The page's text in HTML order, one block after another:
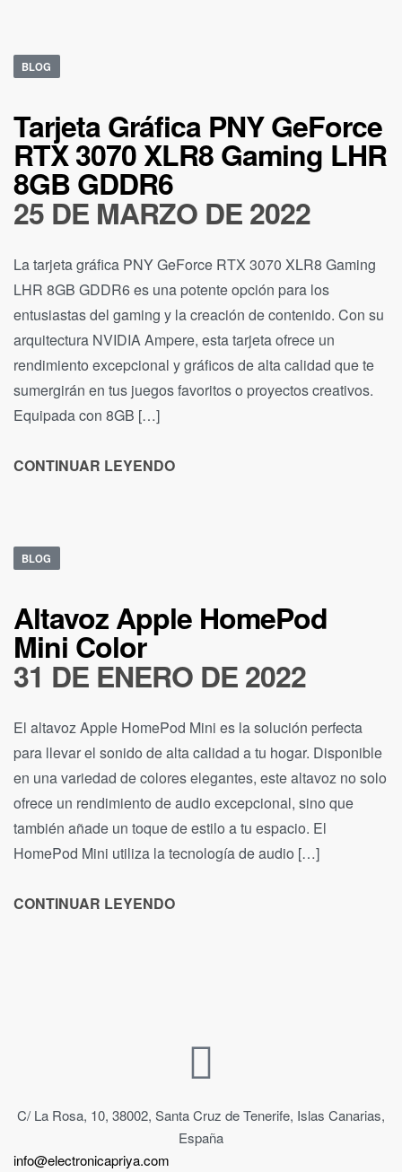
BLOG
Tarjeta Gráfica PNY GeForce
RTX 3070 XLR8 Gaming LHR
8GB GDDR6
25 DE MARZO DE 2022
La tarjeta gráfica PNY GeForce RTX 3070 XLR8 Gaming
LHR 8GB GDDR6 es una potente opción para los
entusiastas del gaming y la creación de contenido. Con su
arquitectura NVIDIA Ampere, esta tarjeta ofrece un
rendimiento excepcional y gráficos de alta calidad que te
sumergirán en tus juegos favoritos o proyectos creativos.
Equipada con 8GB […]
CONTINUAR LEYENDO
BLOG
Altavoz Apple HomePod
Mini Color
31 DE ENERO DE 2022
El altavoz Apple HomePod Mini es la solución perfecta
para llevar el sonido de alta calidad a tu hogar. Disponible
en una variedad de colores elegantes, este altavoz no solo
ofrece un rendimiento de audio excepcional, sino que
también añade un toque de estilo a tu espacio. El
HomePod Mini utiliza la tecnología de audio […]
CONTINUAR LEYENDO
C/ La Rosa, 10, 38002, Santa Cruz de Tenerife, Islas Canarias,
España
info@electronicapriya.com